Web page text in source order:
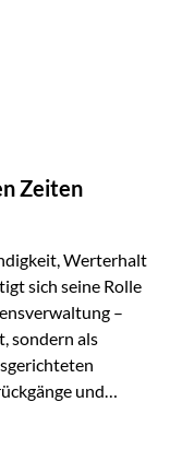
vor
Zeiten
Werterhalt
sich seine Rolle
–
sondern als
nicht die